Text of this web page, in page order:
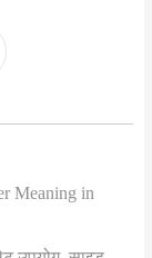
Meaning in